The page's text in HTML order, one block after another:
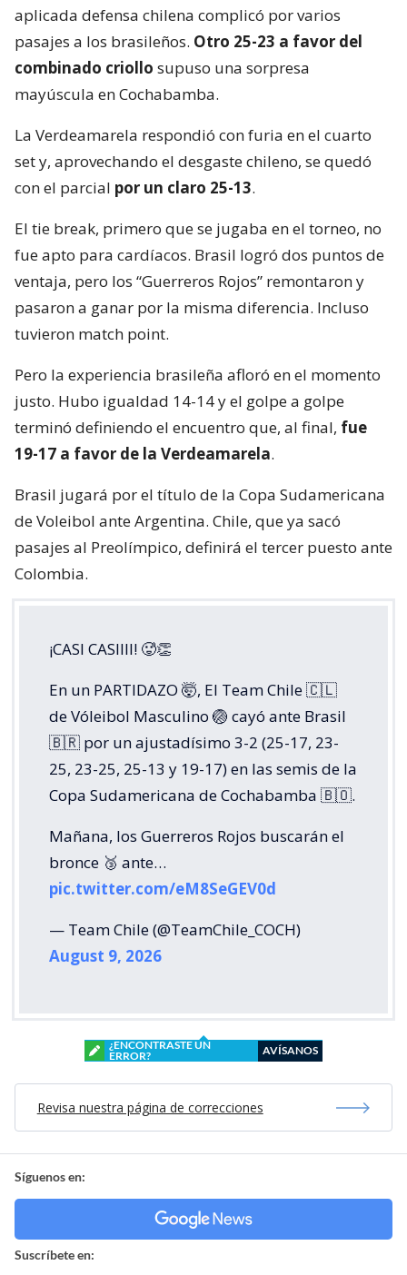
aplicada defensa chilena complicó por varios
pasajes a los brasileños. Otro 25-23 a favor del
combinado criollo supuso una sorpresa
mayúscula en Cochabamba.
La Verdeamarela respondió con furia en el cuarto
set y, aprovechando el desgaste chileno, se quedó
con el parcial por un claro 25-13.
El tie break, primero que se jugaba en el torneo, no
fue apto para cardíacos. Brasil logró dos puntos de
ventaja, pero los “Guerreros Rojos” remontaron y
pasaron a ganar por la misma diferencia. Incluso
tuvieron match point.
Pero la experiencia brasileña afloró en el momento
justo. Hubo igualdad 14-14 y el golpe a golpe
terminó definiendo el encuentro que, al final, fue
19-17 a favor de la Verdeamarela.
Brasil jugará por el título de la Copa Sudamericana
de Voleibol ante Argentina. Chile, que ya sacó
pasajes al Preolímpico, definirá el tercer puesto ante
Colombia.
¡CASI CASIIII! 🥵👏
En un PARTIDAZO 🤯, El Team Chile 🇨🇱
de Vóleibol Masculino 🏐 cayó ante Brasil
🇧🇷 por un ajustadísimo 3-2 (25-17, 23-
25, 23-25, 25-13 y 19-17) en las semis de la
Copa Sudamericana de Cochabamba 🇧🇴.
Mañana, los Guerreros Rojos buscarán el
bronce 🥉 ante…
pic.twitter.com/eM8SeGEV0d
— Team Chile (@TeamChile_COCH)
August 9, 2026
¿ENCONTRASTE UN
ERROR?
AVÍSANOS
Revisa nuestra página de correcciones
Síguenos en:
Suscríbete en: